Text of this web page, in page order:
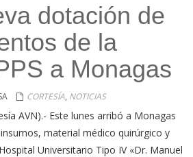
dotación de
de la
a Monagas
CORTESÍA, NOTICIAS
AVN).- Este lunes arribó a Monagas
material médico quirúrgico y
Universitario Tipo IV «Dr. Manuel